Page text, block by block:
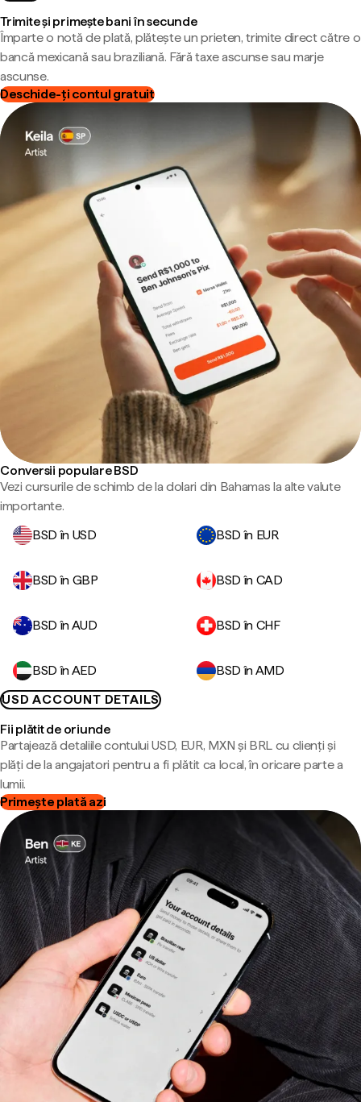
Trimite și primește bani în secunde
Împarte o notă de plată, plătește un prieten, trimite direct către o
bancă mexicană sau braziliană. Fără taxe ascunse sau marje
ascunse.
Deschide-ți contul gratuit
Conversii populare BSD
Vezi cursurile de schimb de la dolari din Bahamas la alte valute
importante.
BSD în USD
BSD în EUR
BSD în GBP BSD în CAD
BSD în AUD BSD în CHF
BSD în AED
BSD în AMD
USD ACCOUNT DETAILS
Fii plătit de oriunde
Partajează detaliile contului USD, EUR, MXN și BRL cu clienți și
plăți de la angajatori pentru a fi plătit ca local, în oricare parte a
lumii.
Primește plată azi